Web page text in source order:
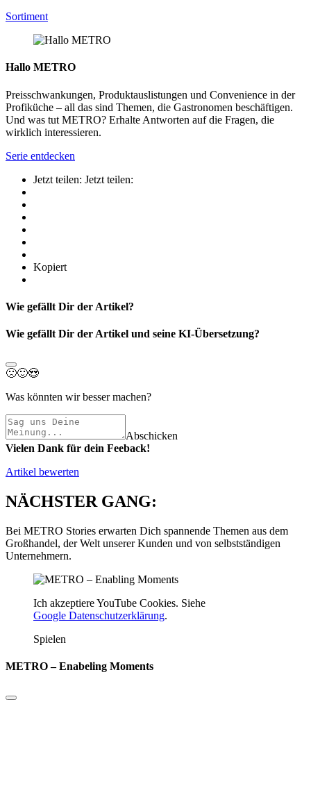
Sortiment
Hallo METRO
Preisschwankungen, Produktauslistungen und Convenience in der
Profiküche – all das sind Themen, die Gastronomen beschäftigen.
Und was tut METRO? Erhalte Antworten auf die Fragen, die
wirklich interessieren.
Serie entdecken
Jetzt teilen: Jetzt teilen:
Kopiert
Wie gefällt Dir der Artikel?
Wie gefällt Dir der Artikel und seine KI-Übersetzung?
🙁🙂😍
Was könnten wir besser machen?
Abschicken
Vielen Dank für dein Feeback!
Artikel bewerten
NÄCHSTER GANG:
Bei METRO Stories erwarten Dich spannende Themen aus dem
Großhandel, der Welt unserer Kunden und von selbstständigen
Unternehmern.
Ich akzeptiere YouTube Cookies. Siehe
Google Datenschutzerklärung.
Spielen
METRO – Enabeling Moments